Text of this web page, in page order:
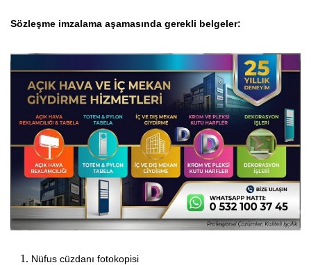
Sözleşme imzalama aşamasında gerekli belgeler:
Nüfus cüzdanı fotokopisi